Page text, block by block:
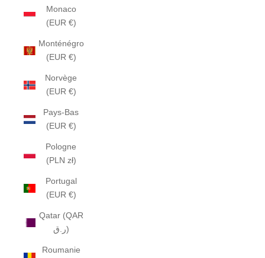
Monaco
(EUR €)
Monténégro
(EUR €)
Norvège
(EUR €)
Pays-Bas
(EUR €)
Pologne
(PLN zł)
Portugal
(EUR €)
Qatar (QAR
ر.ق)
Roumanie